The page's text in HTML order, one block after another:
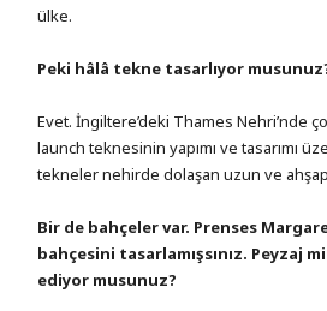
ülke.
Peki hâlâ tekne tasarlıyor
Evet. İngiltere’deki Thames Nehri’nde
launch teknesinin yapımı ve tasarımı
tekneler nehirde dolaşan uzun ve
Bir de bahçeler var. Prenses
bahçesini tasarlamışsınız. Peyzaj
ediyor musunuz?